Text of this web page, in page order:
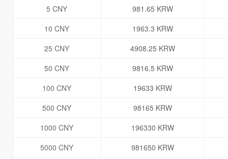
5 CNY
981.65 KRW
10 CNY
1963.3 KRW
25 CNY
4908.25 KRW
50 CNY
9816.5 KRW
100 CNY
19633 KRW
500 CNY
98165 KRW
1000 CNY
196330 KRW
5000 CNY
981650 KRW